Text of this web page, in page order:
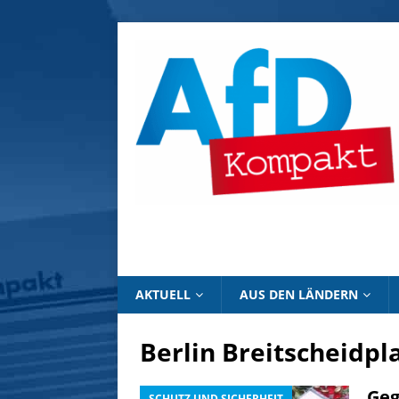
AKTUELL AUS DEN LÄNDERN
Berlin